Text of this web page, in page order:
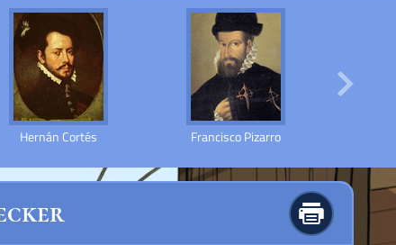
Hernán Cortés Francisco Pizarro